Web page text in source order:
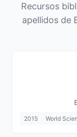
Recursos
apellidos de
2015 World